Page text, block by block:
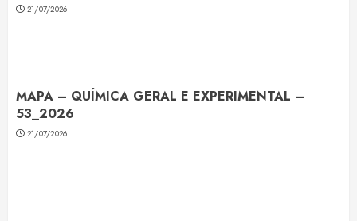
21/07/2026
MAPA – QUÍMICA GERAL E EXPERIMENTAL –
53_2026
21/07/2026